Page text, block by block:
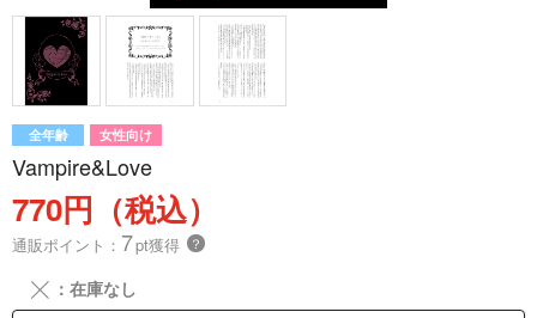
全年齢 女性向け
Vampire&Love
770円（税込）
通販ポイント： 7pt獲得 ？
╳ ：在庫なし